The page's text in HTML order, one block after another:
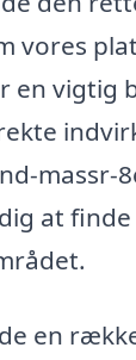
vores
en vigtig
massr-
at
en